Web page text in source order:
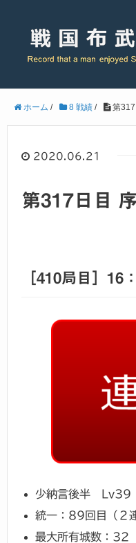
ホーム / 8 戦績 / 第
2020.06.21
第317日目
［410局目］16
少納言後半 Lv39
統一：89回目（２
最大所有城数：32